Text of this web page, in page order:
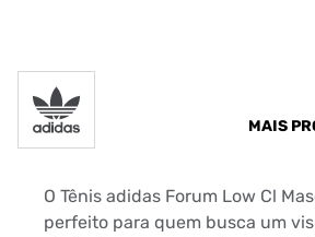
MAIS
O Tênis adidas Forum Low Cl
perfeito para quem busca um